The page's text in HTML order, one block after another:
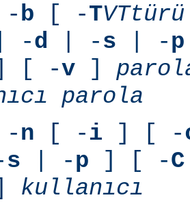
-b [ -TVTtürü
-d | -s | -p
[ -v ]
parola
-n [ -i ] [ -
s | -p ] [ -C
kullanıcı